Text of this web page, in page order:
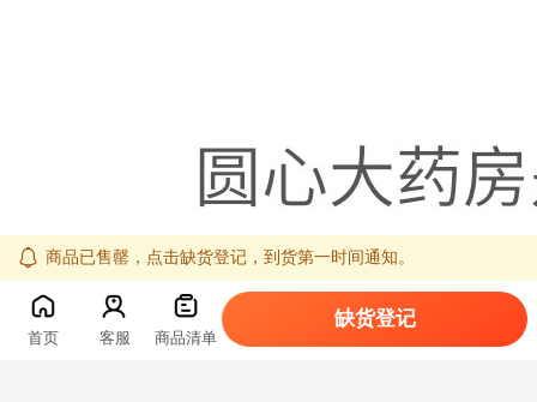
商品已售罄，点击缺货登记，到货第一时间通知。
首页 客服 商品清单
缺货登记